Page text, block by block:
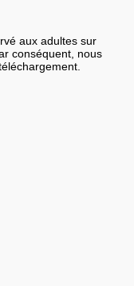
aux adultes sur
conséquent, nous